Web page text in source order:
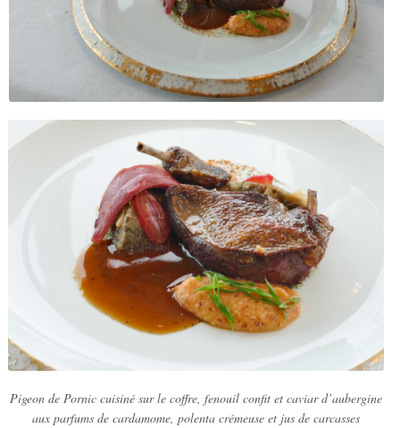
Pigeon de Pornic cuisiné sur le coffre, fenouil confit et caviar d’aubergine
aux parfums de cardamome, polenta crémeuse et jus de carcasses